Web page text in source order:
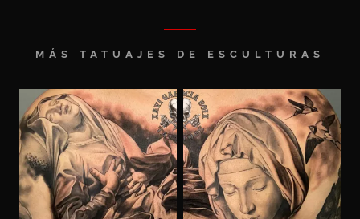
MÁS TATUAJES DE ESCULTURAS